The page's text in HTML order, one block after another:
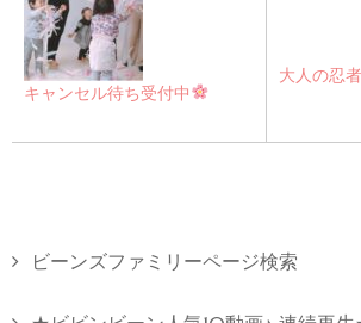
キャンセル待ち受付中
大人の忍
ビーンズファミリーページ検索